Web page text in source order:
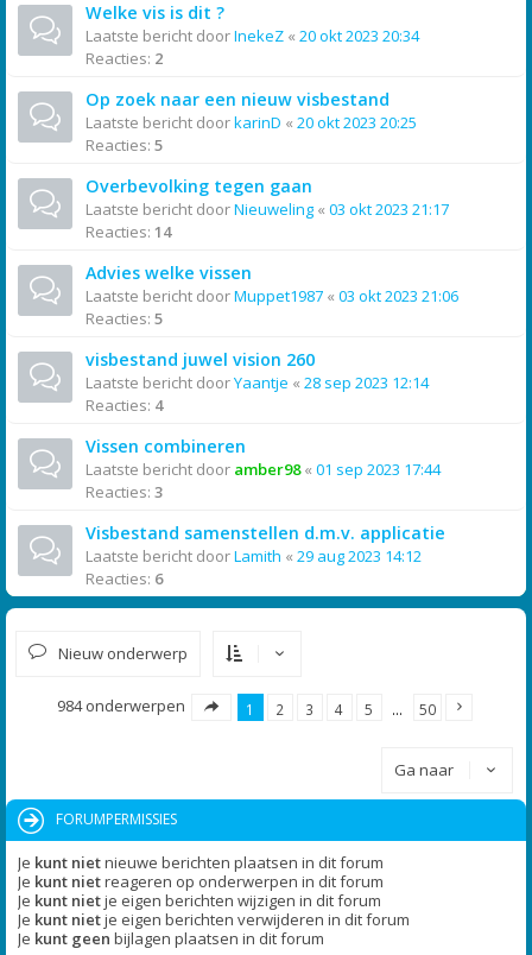
Welke vis is dit ?
Laatste bericht doorInekeZ « 20 okt 2023 20:34
Reacties: 2
Op zoek naar een nieuw visbestand
Laatste bericht doorkarinD « 20 okt 2023 20:25
Reacties: 5
Overbevolking tegen gaan
Laatste bericht doorNieuweling « 03 okt 2023 21:17
Reacties: 14
Advies welke vissen
Laatste bericht doorMuppet1987 « 03 okt 2023 21:06
Reacties: 5
visbestand juwel vision 260
Laatste bericht doorYaantje « 28 sep 2023 12:14
Reacties: 4
Vissen combineren
Laatste bericht door amber98« 01 sep 2023 17:44
Reacties: 3
Visbestand samenstellen d.m.v. applicatie
Laatste bericht doorLamith « 29 aug 2023 14:12
Reacties: 6
Nieuw onderwerp
984 onderwerpen 1 2 3 4 5 … 50
Ga naar
FORUMPERMISSIES
Je kunt nietnieuwe berichten plaatsen in dit forum
Je kunt nietreageren op onderwerpen in dit forum
Je kunt nietje eigen berichten wijzigen in dit forum
Je kunt nietje eigen berichten verwijderen in dit forum
Je kunt geen bijlagen plaatsen in dit forum